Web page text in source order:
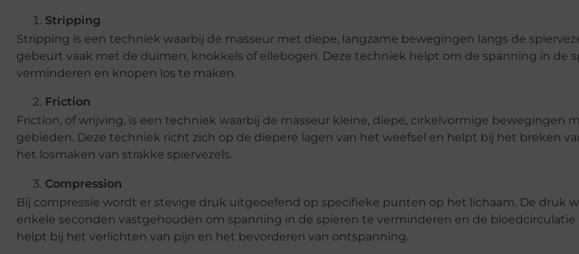
Stripping
Stripping is een techniek waarbij de masseur met diepe, langzame bewegingen langs de
gebeurt vaak met de duimen, knokkels of ellebogen. Deze techniek helpt om de spanning in de
verminderen en knopen los te maken.
Friction
Friction, of wrijving, is een techniek waarbij de masseur kleine, diepe, cirkelvormige bewegingen
gebieden. Deze techniek richt zich op de diepere lagen van het weefsel en helpt bij het breken
het losmaken van strakke spiervezels.
Compression
Bij compressie wordt er stevige druk uitgeoefend op specifieke punten op het lichaam. De druk
enkele seconden vastgehouden om spanning in de spieren te verminderen en de bloedcirculatie
helpt bij het verlichten van pijn en het bevorderen van ontspanning.